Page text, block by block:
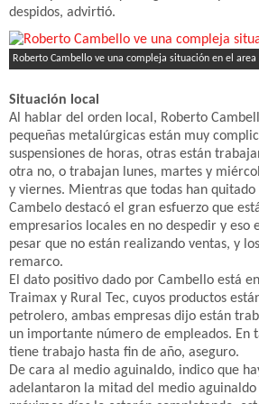
despidos, advirtió.
Roberto Cambello ve una compleja situación en el area
Situación local
Al hablar del orden local, Roberto
pequeñas metalúrgicas están muy
suspensiones de horas, otras están
otra no, o trabajan lunes, martes y
y viernes. Mientras que todas han
Cambelo destacó el gran esfuerzo que
empresarios locales en no despedir y eso
pesar que no están realizando ventas, y
remarco.
El dato positivo dado por Cambello está
Traimax y Rural Tec, cuyos productos
petrolero, ambas empresas dijo están
un importante número de empleados. En
tiene trabajo hasta fin de año, aseguro.
De cara al medio aguinaldo, indico que
adelantaron la mitad del medio